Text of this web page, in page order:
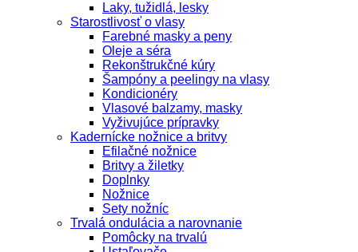
Laky, tužidlá, lesky
Starostlivosť o vlasy
Farebné masky a peny
Oleje a séra
Rekonštrukčné kúry
Šampóny a peelingy na vlasy
Kondicionéry
Vlasové balzamy, masky
Vyživujúce prípravky
Kadernícke nožnice a britvy
Efilačné nožnice
Britvy a žiletky
Doplnky
Nožnice
Sety nožníc
Trvalá ondulácia a narovnanie
Pomôcky na trvalú